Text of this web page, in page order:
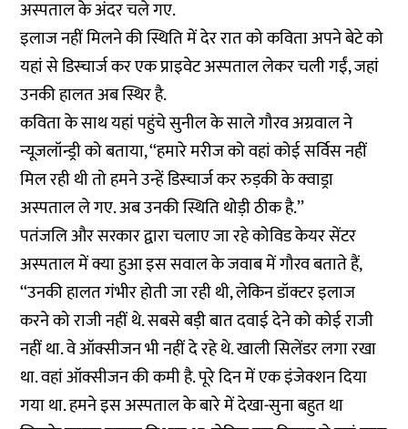
अस्पताल के अंदर चले गए.
इलाज नहीं मिलने की स्थिति में देर रात को कविता अपने बेटे को
यहां से डिस्चार्ज कर एक प्राइवेट अस्पताल लेकर चली गईं, जहां
उनकी हालत अब स्थिर है.
कविता के साथ यहां पहुंचे सुनील के साले गौरव अग्रवाल ने
न्यूजलॉन्ड्री को बताया, ‘‘हमारे मरीज को वहां कोई सर्विस नहीं
मिल रही थी तो हमने उन्हें डिस्चार्ज कर रुड़की के क्वाड्रा
अस्पताल ले गए. अब उनकी स्थिति थोड़ी ठीक है.’’
पतंजलि और सरकार द्वारा चलाए जा रहे कोविड केयर सेंटर
अस्पताल में क्या हुआ इस सवाल के जवाब में गौरव बताते हैं,
‘‘उनकी हालत गंभीर होती जा रही थी, लेकिन डॉक्टर इलाज
करने को राजी नहीं थे. सबसे बड़ी बात दवाई देने को कोई राजी
नहीं था. वे ऑक्सीजन भी नहीं दे रहे थे. खाली सिलेंडर लगा रखा
था. वहां ऑक्सीजन की कमी है. पूरे दिन में एक इंजेक्शन दिया
गया था. हमने इस अस्पताल के बारे में देखा-सुना बहुत था